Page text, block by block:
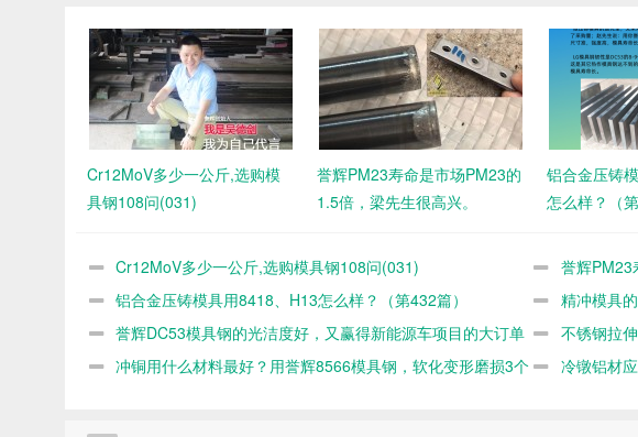
Cr12MoV多少一公斤,选购模
具钢108问(031)
誉辉PM23寿命是市场PM23的
1.5倍，梁先生很高兴。
铝合金压铸
怎么样？（
Cr12MoV多少一公斤,选购模具钢108问(031)
誉辉PM23
铝合金压铸模具用8418、H13怎么样？（第432篇）
精冲模具
誉辉DC53模具钢的光洁度好，又赢得新能源车项目的大订单
（第421篇）
不锈钢拉
粘料有一手（
冲铜用什么材料最好？用誉辉8566模具钢，软化变形磨损3个
冷镦铝材